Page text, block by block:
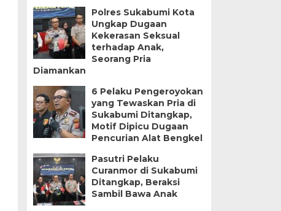
Polres Sukabumi Kota
Ungkap Dugaan
Kekerasan Seksual
terhadap Anak,
Seorang Pria
Diamankan
6 Pelaku Pengeroyokan
yang Tewaskan Pria di
Sukabumi Ditangkap,
Motif Dipicu Dugaan
Pencurian Alat Bengkel
Pasutri Pelaku
Curanmor di Sukabumi
Ditangkap, Beraksi
Sambil Bawa Anak